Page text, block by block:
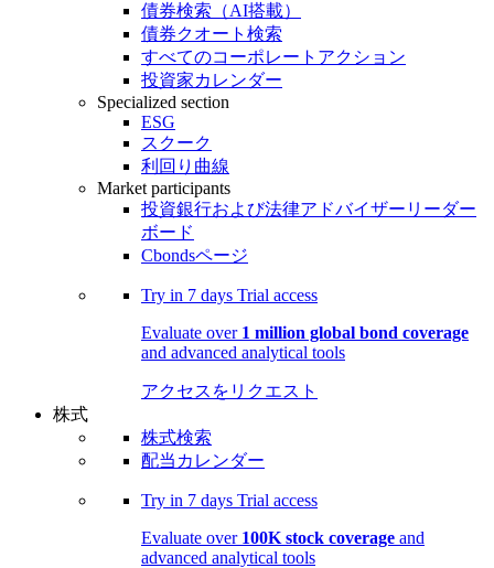
債券検索（AI搭載）
債券クオート検索
すべてのコーポレートアクション
投資家カレンダー
Specialized section
ESG
スクーク
利回り曲線
Market participants
投資銀行および法律アドバイザーリーダー
ボード
Cbondsページ
Try in 7 days Trial access
Evaluate over 1 million global bond coverage
and advanced analytical tools
アクセスをリクエスト
株式
株式検索
配当カレンダー
Try in 7 days Trial access
Evaluate over 100K stock coverage and
advanced analytical tools